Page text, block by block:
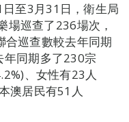
至3月31日，衛生局
場巡查了236場次，
巡查數較去年同期
年同期多了230宗
、女性有23人
澳居民有51人